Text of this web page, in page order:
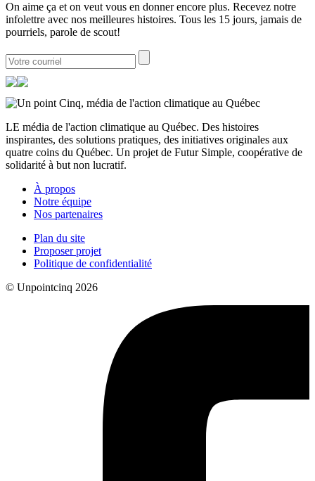
On aime ça et on veut vous en donner encore plus. Recevez notre
infolettre avec nos meilleures histoires. Tous les 15 jours, jamais de
pourriels, parole de scout!
LE média de l'action climatique au Québec. Des histoires
inspirantes, des solutions pratiques, des initiatives originales aux
quatre coins du Québec. Un projet de Futur Simple, coopérative de
solidarité à but non lucratif.
À propos
Notre équipe
Nos partenaires
Plan du site
Proposer projet
Politique de confidentialité
© Unpointcinq 2026